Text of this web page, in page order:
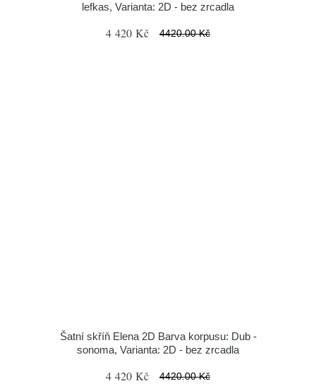
lefkas, Varianta: 2D - bez zrcadla
4 420 Kč 4420.00 Kč
Šatní skříň Elena 2D Barva korpusu: Dub -
sonoma, Varianta: 2D - bez zrcadla
4 420 Kč 4420.00 Kč